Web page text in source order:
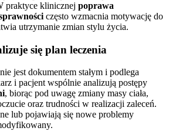
praktyce klinicznej poprawa
często wzmacnia motywację do
utrzymanie zmian stylu życia.
się plan leczenia
jest dokumentem stałym i podlega
i pacjent wspólnie analizują postępy
, biorąc pod uwagę zmiany masy ciała,
oraz trudności w realizacji zaleceń.
lub pojawiają się nowe problemy